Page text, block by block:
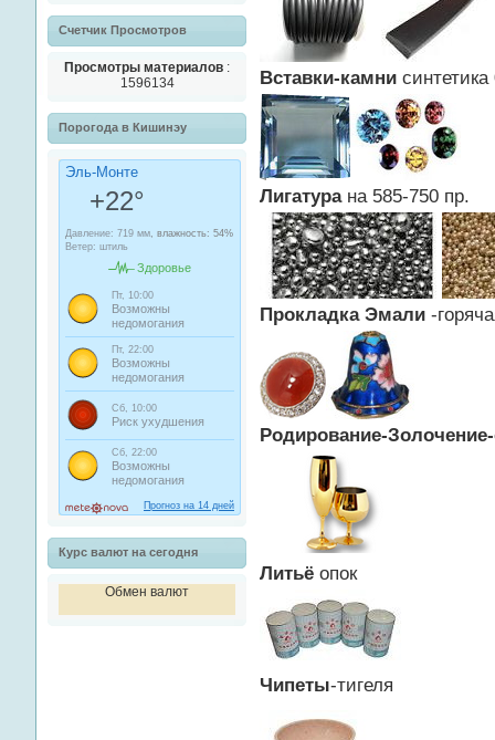
Cчетчик Просмотров
Просмотры материалов :
1596134
Порогода в Кишинэу
Курс валют на сегодня
Обмен валют
Вставки-камни
Лигатурана 585-750 пр.
Прокладка Эмали -
Родирование-
Литьё опок
Чипеты-тигеля